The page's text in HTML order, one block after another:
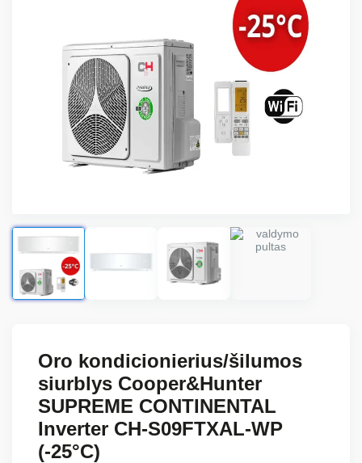
Oro kondicionierius/šilumos
siurblys Cooper&Hunter
SUPREME CONTINENTAL
Inverter CH-S09FTXAL-WP
(-25°C)